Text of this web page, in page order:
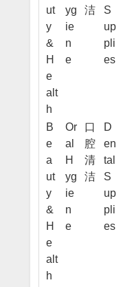
ut
y
&
H
e
alt
h
yg
ie
n
e
洁
S
up
pli
es
B
e
a
ut
y
&
H
e
alt
h
Or
al
H
yg
ie
n
e
口
腔
清
洁
D
en
tal
S
up
pli
es